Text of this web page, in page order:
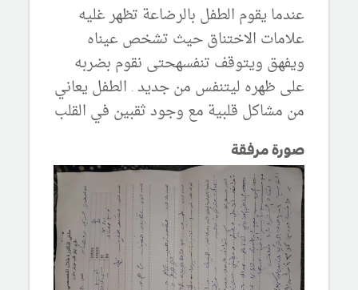
عندما يقوم الطفل بالرضاعة تظهر غليه
علامات الاختناق حيث تشخص عيناه
ويفهق ويتوقف تنفسهحتى نقوم بضربه
على ظهره ليتنفس من جديد . الطفل يعاني
من مشاكل قلبية مع وجود ثقبين في القلب
صورة مرفقة